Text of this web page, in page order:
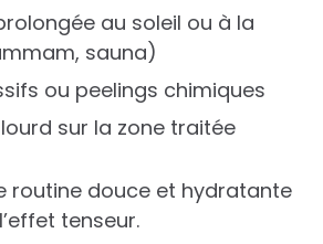
au soleil ou à la
sauna)
ou peelings chimiques
sur la zone traitée
routine douce et hydratante
tenseur.